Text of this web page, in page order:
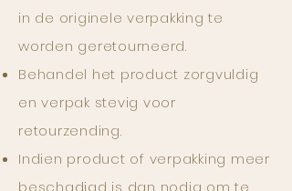
in de originele verpakking te
worden geretourneerd.
Behandel het product zorgvuldig
en verpak stevig voor
retourzending.
Indien product of verpakking meer
beschadigd is dan nodig om te